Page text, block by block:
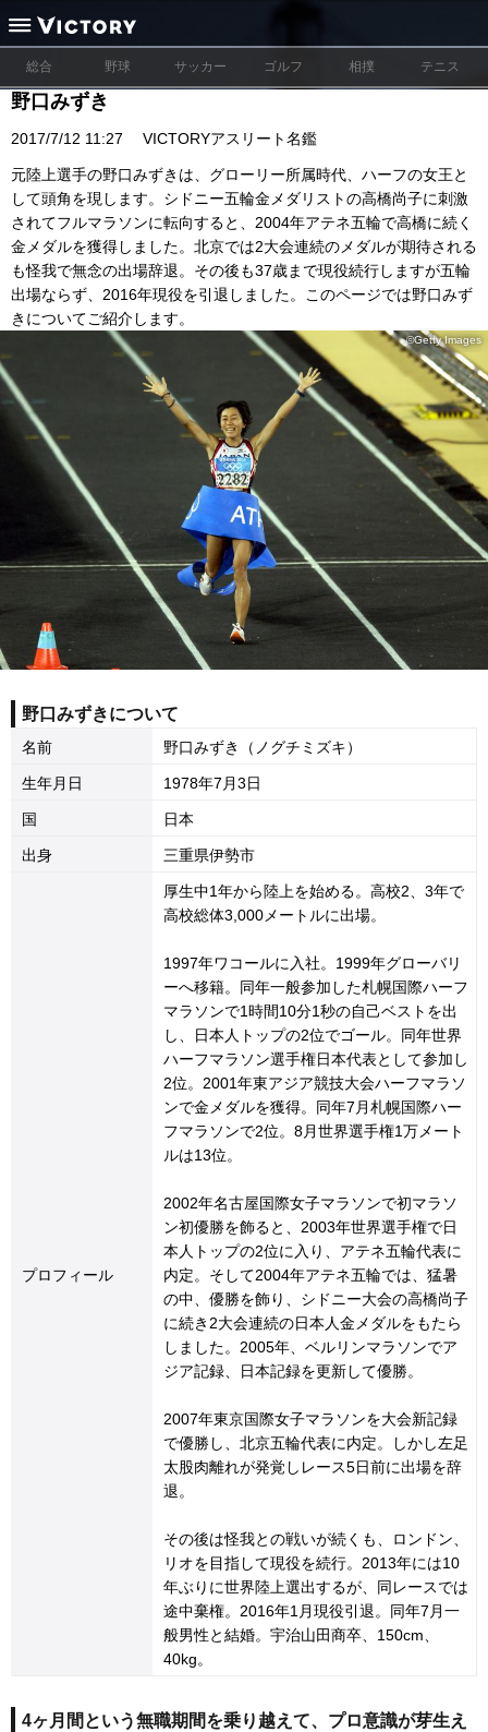
総合 野球 サッカー ゴルフ 相撲 テニス
野口みずき
2017/7/12 11:27 VICTORYアスリート名鑑
元陸上選手の野口みずきは、グローリー所属時代、ハーフの女王と
して頭角を現します。シドニー五輪金メダリストの高橋尚子に刺激
されてフルマラソンに転向すると、2004年アテネ五輪で高橋に続く
金メダルを獲得しました。北京では2大会連続のメダルが期待される
も怪我で無念の出場辞退。その後も37歳まで現役続行しますが五輪
出場ならず、2016年現役を引退しました。このページでは野口みず
きについてご紹介します。
©Getty Images
野口みずきについて
名前 野口みずき（ノグチミズキ）
生年月日 1978年7月3日
国 日本
出身 三重県伊勢市
プロフィール
厚生中1年から陸上を始める。高校2、3年で
高校総体3,000メートルに出場。
1997年ワコールに入社。1999年グローバリ
ーへ移籍。同年一般参加した札幌国際ハーフ
マラソンで1時間10分1秒の自己ベストを出
し、日本人トップの2位でゴール。同年世界
ハーフマラソン選手権日本代表として参加し
2位。2001年東アジア競技大会ハーフマラソ
ンで金メダルを獲得。同年7月札幌国際ハー
フマラソンで2位。8月世界選手権1万メート
ルは13位。
2002年名古屋国際女子マラソンで初マラソ
ン初優勝を飾ると、2003年世界選手権で日
本人トップの2位に入り、アテネ五輪代表に
内定。そして2004年アテネ五輪では、猛暑
の中、優勝を飾り、シドニー大会の高橋尚子
に続き2大会連続の日本人金メダルをもたら
しました。2005年、ベルリンマラソンでア
ジア記録、日本記録を更新して優勝。
2007年東京国際女子マラソンを大会新記録
で優勝し、北京五輪代表に内定。しかし左足
太股肉離れが発覚しレース5日前に出場を辞
退。
その後は怪我との戦いが続くも、ロンドン、
リオを目指して現役を続行。2013年には10
年ぶりに世界陸上選出するが、同レースでは
途中棄権。2016年1月現役引退。同年7月一
般男性と結婚。宇治山田商卒、150cm、
40kg。
4ヶ月間という無職期間を乗り越えて、プロ意識が芽生え